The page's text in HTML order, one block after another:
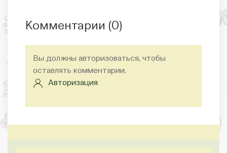
Комментарии (0)
Вы должны авторизоваться, чтобы
оставлять комментарии.
Авторизация